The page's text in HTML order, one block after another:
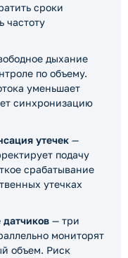
сроки
частоту
дыхание
по объему.
уменьшает
синхронизацию
утечек —
подачу
срабатывание
утечках
— три
мониторят
объем. Риск